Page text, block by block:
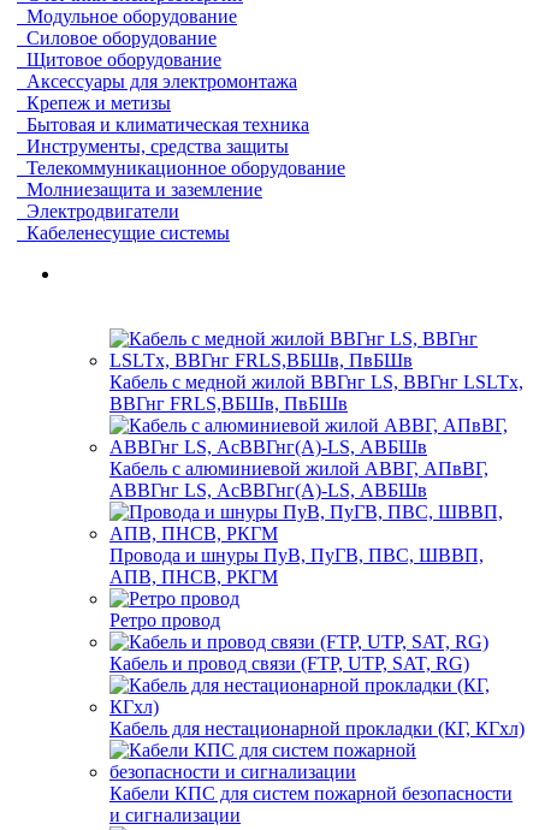
Модульное оборудование
Силовое оборудование
Щитовое оборудование
Аксессуары для электромонтажа
Крепеж и метизы
Бытовая и климатическая техника
Инструменты, средства защиты
Телекоммуникационное оборудование
Молниезащита и заземление
Электродвигатели
Кабеленесущие системы
Кабель с медной жилой ВВГнг LS, ВВГнг LSLTx,
ВВГнг FRLS,ВБШв, ПвБШв
Кабель с алюминиевой жилой АВВГ, АПвВГ,
АВВГнг LS, АсВВГнг(А)-LS, АВБШв
Провода и шнуры ПуВ, ПуГВ, ПВС, ШВВП,
АПВ, ПНСВ, РКГМ
Ретро провод
Кабель и провод связи (FTP, UTP, SAT, RG)
Кабель для нестационарной прокладки (КГ, КГхл)
Кабели КПС для систем пожарной безопасности
и сигнализации